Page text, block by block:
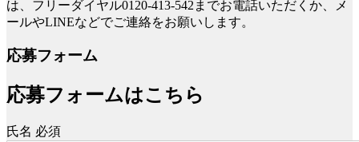
は、フリーダイヤル0120-413-542までお電話いただくか、メ
ールやLINEなどでご連絡をお願いします。
応募フォーム
応募フォームはこちら
氏名 必須